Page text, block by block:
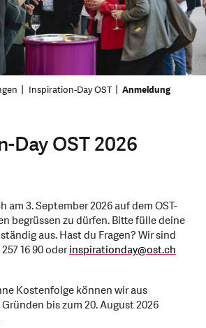
Inspiration-Day OST Anmeldung
Day OST 2026
am 3. September 2026 auf dem OST-
begrüssen zu dürfen. Bitte fülle deine
aus. Hast du Fragen? Wir sind
16 90 oderinspirationday@ost.ch
Kostenfolge können wir aus
bis zum 20. August 2026